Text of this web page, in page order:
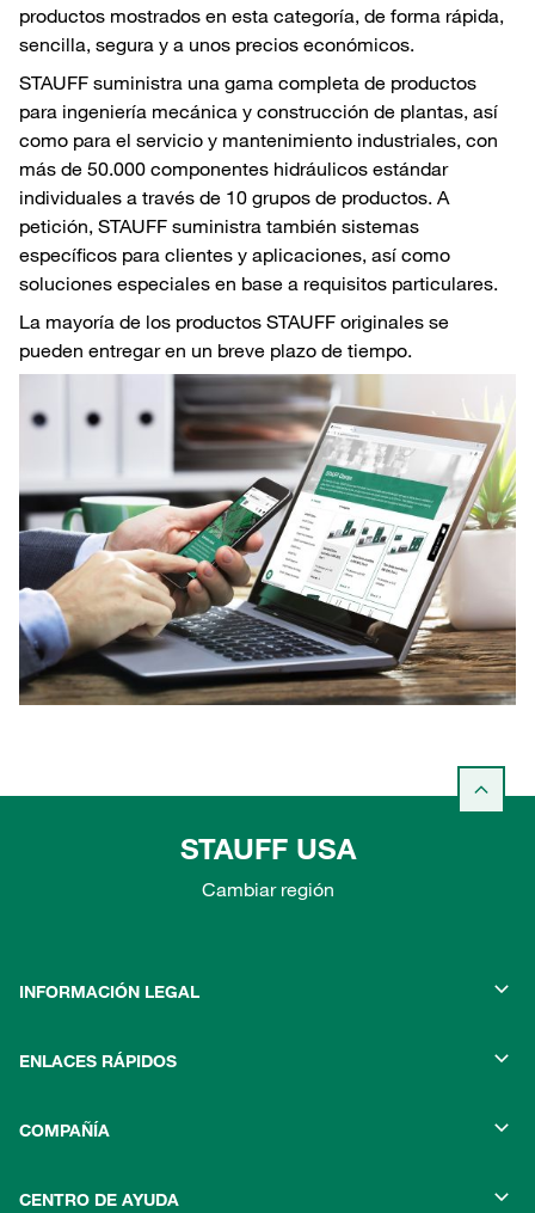
productos mostrados en esta categoría, de forma rápida,
sencilla, segura y a unos precios económicos.
STAUFF suministra una gama completa de productos
para ingeniería mecánica y construcción de plantas, así
como para el servicio y mantenimiento industriales, con
más de 50.000 componentes hidráulicos estándar
individuales a través de 10 grupos de productos. A
petición, STAUFF suministra también sistemas
específicos para clientes y aplicaciones, así como
soluciones especiales en base a requisitos particulares.
La mayoría de los productos STAUFF originales se
pueden entregar en un breve plazo de tiempo.
STAUFF USA
Cambiar región
INFORMACIÓN LEGAL
ENLACES RÁPIDOS
COMPAÑÍA
CENTRO DE AYUDA